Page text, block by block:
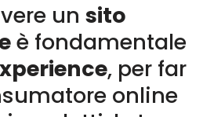
un sito
è fondamentale
, per far
online